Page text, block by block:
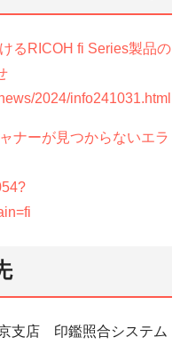
るRICOH fi Series製品の
2024/info241031.html
ナーが見つからないエラ
支店 印鑑照合システム